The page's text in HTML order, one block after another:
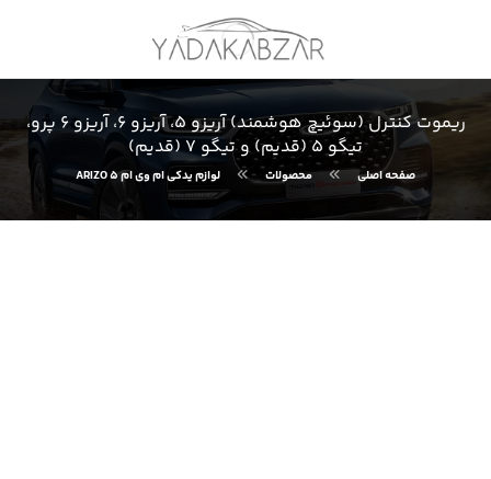
ریموت کنترل (سوئیچ هوشمند) آریزو ۵، آریزو ۶، آریزو ۶ پرو،
تیگو ۵ (قدیم) و تیگو ۷ (قدیم)
صفحه اصلی محصولات لوازم یدکی ام وی ام ARIZO 5